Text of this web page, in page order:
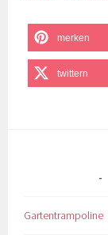
merken
twittern
Gartentrampoline